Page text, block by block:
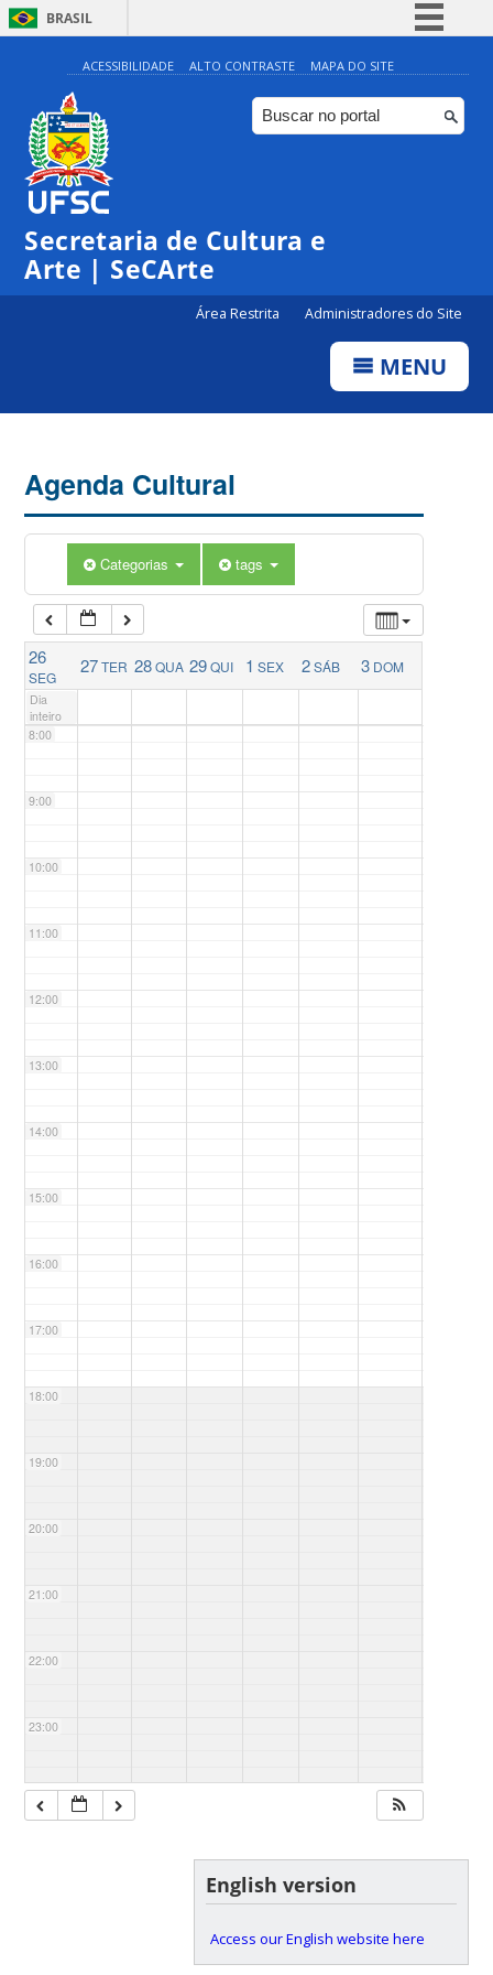
BRASIL
Simplifique!
Comunica BR
Participe
ACESSIBILIDADE ALTO CONTRASTE MAPA DO SITE
Secretaria de Cultura e
Arte | SeCArte
Área Restrita Administradores do Site
MENU
Agenda Cultural
Categorias tags
26
SEG
27TER 28QUA 29QUI 1 SEX 2SÁB 3 DOM
Dia
inteiro
0:00
1:00
5:00
6:00
7:00
8:00
9:00
10:00
11:00
12:00
13:00
14:00
15:00
16:00
17:00
18:00
19:00
20:00
21:00
22:00
23:00
English version
Access our English website here